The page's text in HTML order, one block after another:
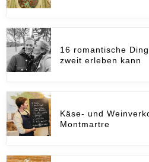
16 romantische
zweit erleben kann
Käse- und
Montmartre